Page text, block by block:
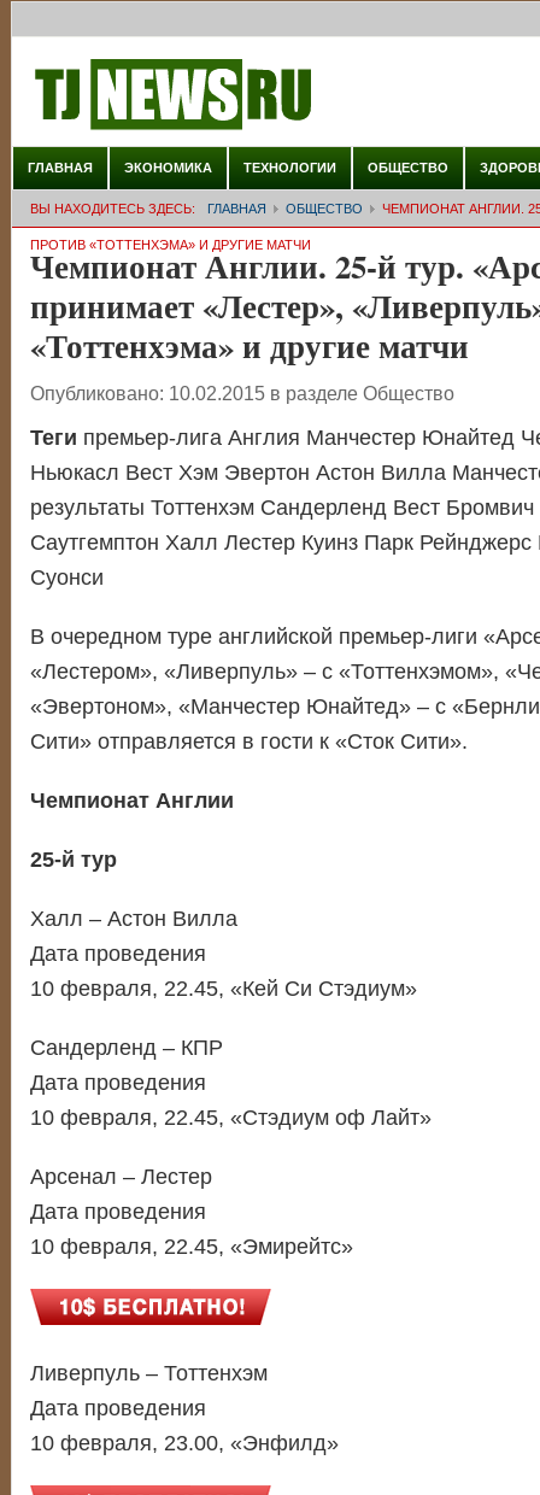
ГЛАВНАЯ ЭКОНОМИКА ТЕХНОЛОГИИ ОБЩЕСТВО
ВЫ НАХОДИТЕСЬ ЗДЕСЬ: ГЛАВНАЯ ОБЩЕСТВО ЧЕМПИОНАТ АНГЛИИ.
ПРОТИВ «ТОТТЕНХЭМА» И ДРУГИЕ МАТЧИ
Чемпионат Англии. 25-й тур.
принимает «Лестер»,
«Тоттенхэма» и другие матчи
Опубликовано: 10.02.2015 в разделе Общество
Теги премьер-лига Англия Манчестер Юнайтед
Ньюкасл Вест Хэм Эвертон Астон Вилла
результаты Тоттенхэм Сандерленд Вест
Саутгемптон Халл Лестер Куинз Парк
Суонси
В очередном туре английской премьер-лиги
«Лестером», «Ливерпуль» – с «Тоттенхэмом»,
«Эвертоном», «Манчестер Юнайтед» – с
Сити» отправляется в гости к «Сток Сити».
Чемпионат Англии
25-й тур
Халл – Астон Вилла
Дата проведения
10 февраля, 22.45, «Кей Си Стэдиум»
Сандерленд – КПР
Дата проведения
10 февраля, 22.45, «Стэдиум оф Лайт»
Арсенал – Лестер
Дата проведения
10 февраля, 22.45, «Эмирейтс»
Ливерпуль – Тоттенхэм
Дата проведения
10 февраля, 23.00, «Энфилд»